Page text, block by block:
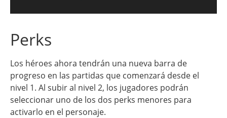
Perks
Los héroes ahora tendrán una nueva barra de
progreso en las partidas que comenzará desde el
nivel 1. Al subir al nivel 2, los jugadores podrán
seleccionar uno de los dos perks menores para
activarlo en el personaje.